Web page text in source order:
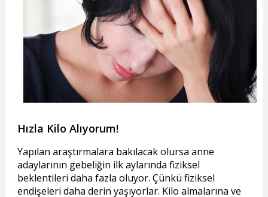
Hızla Kilo Alıyorum!
Yapılan araştırmalara bakılacak olursa anne
adaylarının gebeliğin ilk aylarında fiziksel
beklentileri daha fazla oluyor. Çünkü fiziksel
endişeleri daha derin yaşıyorlar. Kilo almalarına ve